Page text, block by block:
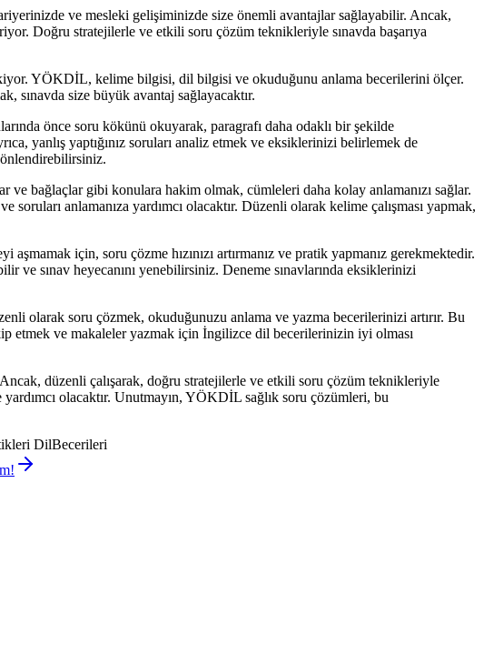
ve mesleki gelişiminizde size önemli avantajlar sağlayabilir. Ancak,
Doğru stratejilerle ve etkili soru çözüm teknikleriyle sınavda başarıya
YÖKDİL, kelime bilgisi, dil bilgisi ve okuduğunu anlama becerilerini ölçer.
sınavda size büyük avantaj sağlayacaktır.
önce soru kökünü okuyarak, paragrafı daha odaklı bir şekilde
yanlış yaptığınız soruları analiz etmek ve eksiklerinizi belirlemek de
bağlaçlar gibi konulara hakim olmak, cümleleri daha kolay anlamanızı sağlar.
anlamanıza yardımcı olacaktır. Düzenli olarak kelime çalışması yapmak,
için, soru çözme hızınızı artırmanız ve pratik yapmanız gerekmektedir.
ve sınav heyecanını yenebilirsiniz. Deneme sınavlarında eksiklerinizi
olarak soru çözmek, okuduğunuzu anlama ve yazma becerilerinizi artırır. Bu
etmek ve makaleler yazmak için İngilizce dil becerilerinizin iyi olması
düzenli çalışarak, doğru stratejilerle ve etkili soru çözüm teknikleriyle
olacaktır. Unutmayın, YÖKDİL sağlık soru çözümleri, bu
DilBecerileri